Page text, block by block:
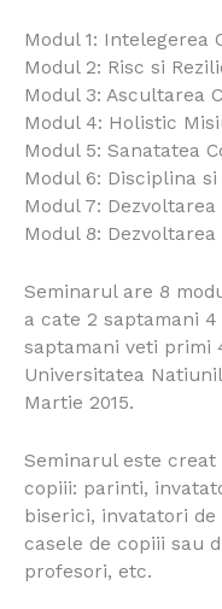
Modul 1: Intelegerea
Modul 2: Risc si
Modul 3: Ascultarea
Modul 4: Holistic
Modul 5: Sanatatea
Modul 6: Disciplina
Modul 7:
Modul 8:
Seminarul are 8
a cate 2 saptamani
saptamani veti primi
Universitatea
Martie 2015.
Seminarul este
copiii: parinti,
biserici, invatatori
casele de copiii sau
profesori, etc.